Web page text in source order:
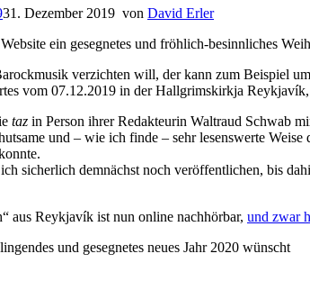
31. Dezember 2019 von David Erler
ein gesegnetes und fröhlich-besinnliches
verzichten will, der kann zum Beispiel
vom 07.12.2019 in der Hallgrimskirkja
taz in Person ihrer Redakteurin Waltraud Schwab
und – wie ich finde – sehr lesenswerte
sicherlich demnächst noch veröffentlichen, bis
aus Reykjavík ist nun online nachhörbar, und zwar
und gesegnetes neues Jahr 2020 wünscht